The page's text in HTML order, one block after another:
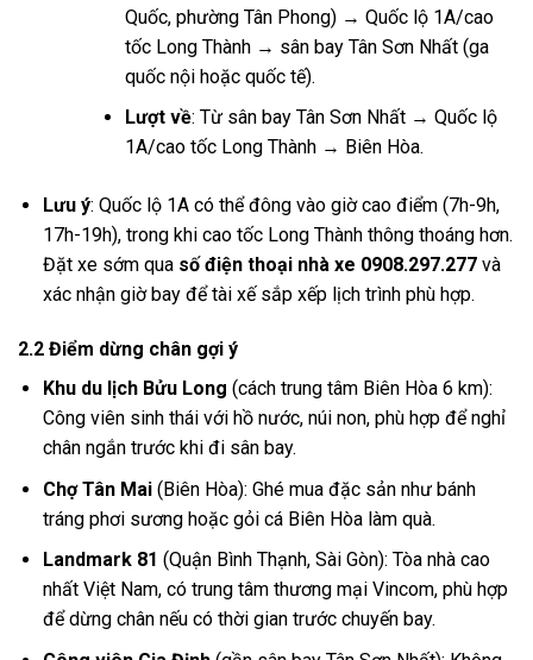
Quốc, phường Tân Phong) → Quốc lộ 1A/cao
tốc Long Thành → sân bay Tân Sơn Nhất (ga
quốc nội hoặc quốc tế).
Lượt về: Từ sân bay Tân Sơn Nhất → Quốc lộ
1A/cao tốc Long Thành → Biên Hòa.
Lưu ý: Quốc lộ 1A có thể đông vào giờ cao điểm (7h-9h,
17h-19h), trong khi cao tốc Long Thành thông thoáng hơn.
Đặt xe sớm qua số điện thoại nhà xe 0908.297.277và
xác nhận giờ bay để tài xế sắp xếp lịch trình phù hợp.
2.2 Điểm dừng chân gợi ý
Khu du lịch Bửu Long (cách trung tâm Biên Hòa 6 km):
Công viên sinh thái với hồ nước, núi non, phù hợp để nghỉ
chân ngắn trước khi đi sân bay.
Chợ Tân Mai(Biên Hòa): Ghé mua đặc sản như bánh
tráng phơi sương hoặc gỏi cá Biên Hòa làm quà.
Landmark 81 (Quận Bình Thạnh, Sài Gòn): Tòa nhà cao
nhất Việt Nam, có trung tâm thương mại Vincom, phù hợp
để dừng chân nếu có thời gian trước chuyến bay.